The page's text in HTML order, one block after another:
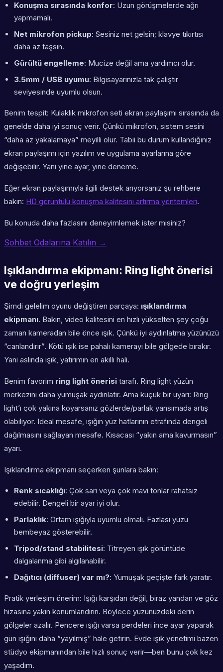
Konuşma sırasında konfor: Uzun görüşmelerde ağrı
yapmamalı.
Net mikrofon pickup: Sesiniz net gelsin; klavye tıkırtısı
daha az taşsın.
Gürültü engelleme: Mucize değil ama yardımcı olur.
3.5mm / USB uyumu: Bilgisayarınızla tak çalıştır
seviyesinde uyumlu olsun.
Benim tespit: Kulaklık mikrofon seti ekran paylaşımı sırasında da
genelde daha iyi sonuç verir. Çünkü mikrofon, sistem sesini
“daha az yakalamaya” meyilli olur. Tabii bu durum kullandığınız
ekran paylaşımı için yazılım ve uygulama ayarlarına göre
değişebilir. Yani yine ayar, yine deneme.
Eğer ekran paylaşımıyla ilgili destek arıyorsanız şu rehbere
bakın: HD görüntülü konuşma kalitesini artırma yöntemleri.
Bu konuda daha fazlasını deneyimlemek ister misiniz?
Sohbet Odalarına Katılın →
Işıklandırma ekipmanı: Ring light önerisi
ve doğru yerleşim
Şimdi gelelim oyunu değiştiren parçaya: ışıklandırma
ekipmanı. Bakın, video kalitesini en hızlı yükselten şey çoğu
zaman kameradan bile önce ışık. Çünkü iyi aydınlatma yüzünüzü
“canlandırır”. Kötü ışık ise pahalı kamerayı bile gölgede bırakır.
Yani aslında ışık, yatırımın en akıllı hali.
Benim favorim ring light önerisi tarafı. Ring light yüzün
merkezini daha yumuşak aydınlatır. Ama küçük bir uyarı: Ring
light’ı çok yakına koyarsanız gözlerde/parlak yansımada artış
olabiliyor. Ideal mesafe, ışığın yüz hatlarının etrafında dengeli
dağılmasını sağlayan mesafe. Kısacası “yakın ama kavurmasın”
ayarı.
Işıklandırma ekipmanı seçerken şunlara bakın:
Renk sıcaklığı: Çok sarı veya çok mavi tonlar rahatsız
edebilir. Dengeli bir ayar iyi olur.
Parlaklık: Ortam ışığıyla uyumlu olmalı. Fazlası yüzü
bembeyaz gösterebilir.
Tripod/stand stabilitesi: Titreyen ışık görüntüde
dalgalanma gibi algılanabilir.
Dağıtıcı (diffuser) var mı?: Yumuşak geçişte fark yaratır.
Pratik yerleşim önerim: Işığı karşıdan değil, biraz yandan ve göz
hizasına yakın konumlandırın. Böylece yüzünüzdeki derin
gölgeler azalır. Pencere ışığı varsa perdeleri ince ayar yaparak
gün ışığını daha “yayılmış” hale getirin. Evde ışık yönetimi bazen
stüdyo ekipmanından bile hızlı sonuç verir—ben bunu çok kez
yaşadım.